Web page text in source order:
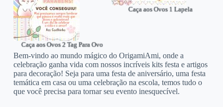
Caça aos Ovos 2 Tag Para Ovo
Caça aos Ovos 1 Lapela
Bem-vindo ao mundo mágico do OrigamiAmi, onde a
celebração ganha vida com nossos incríveis kits festa e artigos
para decoração! Seja para uma festa de aniversário, uma festa
temática em casa ou uma celebração na escola, temos tudo o
que você precisa para tornar seu evento inesquecível.